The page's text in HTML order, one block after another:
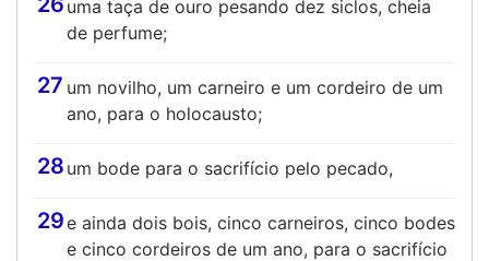
uma taça de ouro pesando dez siclos, cheia
de perfume;
27 um novilho, um carneiro e um cordeiro de um
ano, para o holocausto;
28 um bode para o sacrifício pelo pecado,
29e ainda dois bois, cinco carneiros, cinco bodes
e cinco cordeiros de um ano, para o sacrifício